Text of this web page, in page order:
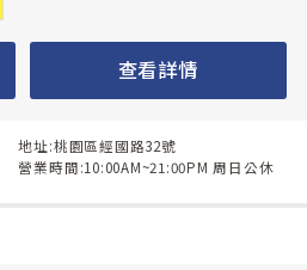
查看詳情
地址:桃園區經國路32號
營業時間:10:00AM~21:00PM 周日公休